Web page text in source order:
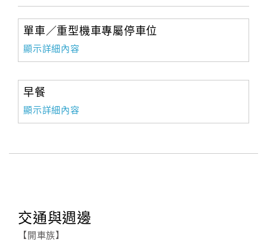
Q&A
卡
收
據
單車／重型機車專屬停車位
顯示詳細內容
早餐
顯示詳細內容
交通與週邊
【開車族】